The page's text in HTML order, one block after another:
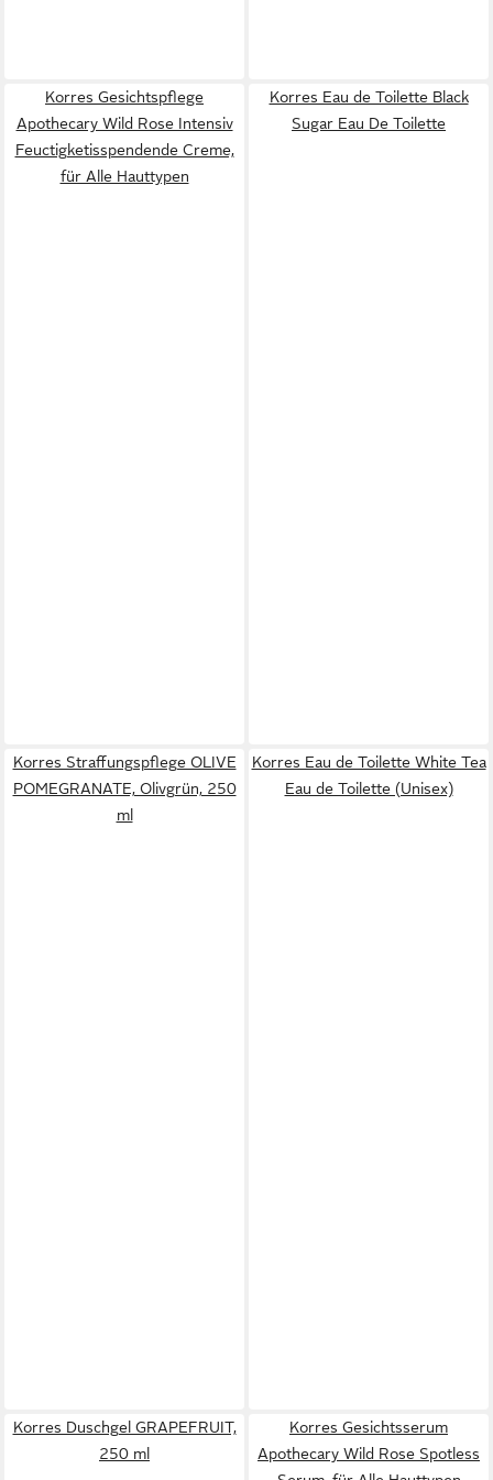
Korres Gesichtspflege
Apothecary Wild Rose Intensiv
Feuctigketisspendende Creme,
für Alle Hauttypen
Korres Eau de Toilette Black
Sugar Eau De Toilette
Korres Straffungspflege OLIVE
POMEGRANATE, Olivgrün, 250
ml
Korres Eau de Toilette White Tea
Eau de Toilette (Unisex)
Korres Duschgel GRAPEFRUIT,
250 ml
Korres Gesichtsserum
Apothecary Wild Rose Spotless